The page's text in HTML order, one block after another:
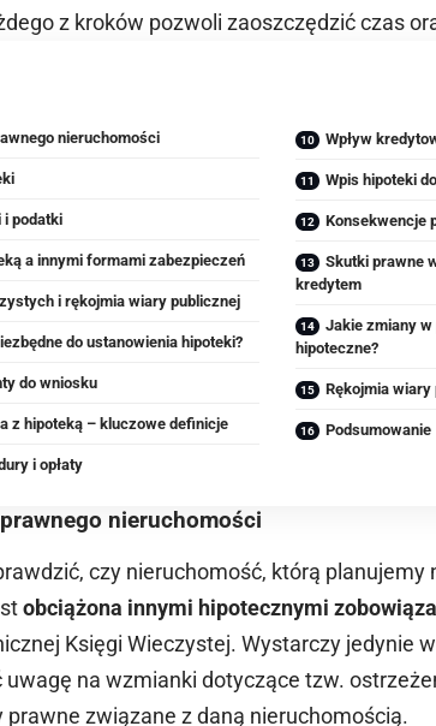
z kroków pozwoli zaoszczędzić czas
nieruchomości
i podatki
a innymi formami zabezpieczeń
i rękojmia wiary publicznej
do ustanowienia hipoteki?
do wniosku
z hipoteką – kluczowe definicje
i opłaty
Wpływ
Wpis hipoteki
Konsekwencje
Skutki prawne
kredytem
Jakie zmiany w
hipoteczne?
Rękojmia
Podsumowanie
nieruchomości
czy nieruchomość, którą planujemy
obciążona innymi hipotecznymi
Księgi Wieczystej. Wystarczy jedynie
na wzmianki dotyczące tzw.
związane z daną nieruchomością.